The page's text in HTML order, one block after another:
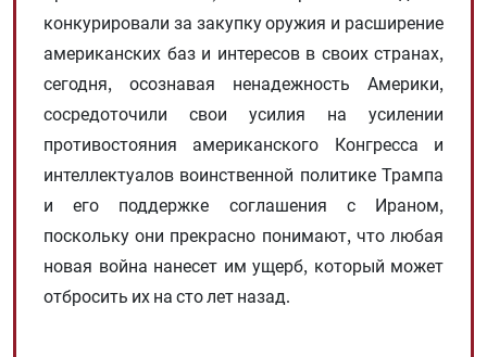
конкурировали за закупку оружия и расширение
американских баз и интересов в своих странах,
сегодня, осознавая ненадежность Америки,
сосредоточили свои усилия на усилении
противостояния американского Конгресса и
интеллектуалов воинственной политике Трампа
и его поддержке соглашения с Ираном,
поскольку они прекрасно понимают, что любая
новая война нанесет им ущерб, который может
отбросить их на сто лет назад.